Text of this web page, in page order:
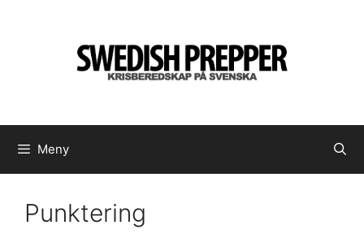
Meny
Punktering